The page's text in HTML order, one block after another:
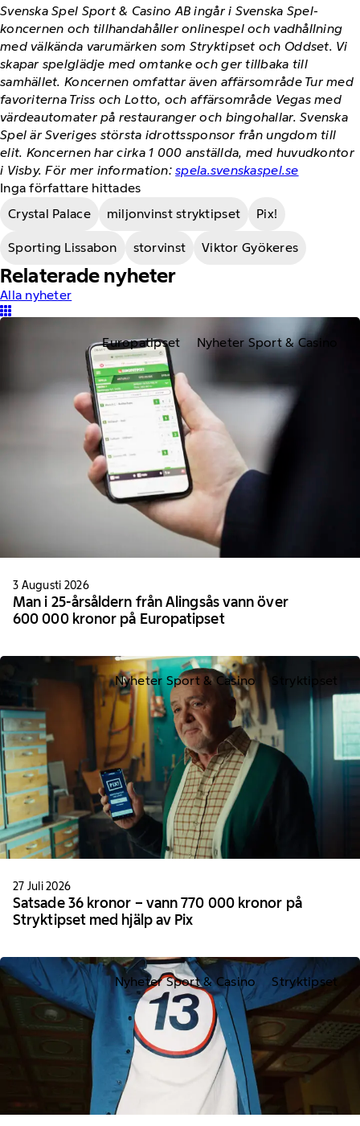
Svenska Spel Sport & Casino AB ingår i Svenska Spel-
koncernen och tillhandahåller onlinespel och vadhållning
med välkända varumärken som Stryktipset och Oddset. Vi
skapar spelglädje med omtanke och ger tillbaka till
samhället. Koncernen omfattar även affärsområde Tur med
favoriterna Triss och Lotto, och affärsområde Vegas med
värdeautomater på restauranger och bingohallar. Svenska
Spel är Sveriges största idrottssponsor från ungdom till
elit. Koncernen har cirka 1 000 anställda, med huvudkontor
i Visby. För mer information:spela.svenskaspel.se
Inga författare hittades
Crystal Palace
miljonvinst stryktipset Pix!
Sporting Lissabon storvinst Viktor Gyökeres
Relaterade nyheter
Alla nyheter
Europatipset Nyheter Sport & Casino
3 Augusti 2026
Man i 25-årsåldern från Alingsås vann över
600 000 kronor på Europatipset
Nyheter Sport & Casino Stryktipset
27 Juli 2026
Satsade 36 kronor – vann 770 000 kronor på
Stryktipset med hjälp av Pix
Nyheter Sport & Casino Stryktipset